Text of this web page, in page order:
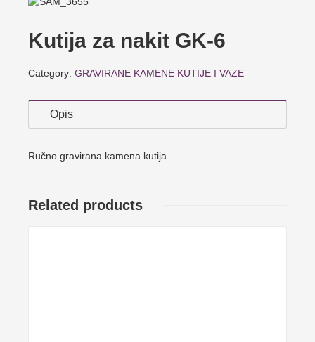
Kutija za nakit GK-6
Category: GRAVIRANE KAMENE KUTIJE I VAZE
Opis
Ručno gravirana kamena kutija
Related products